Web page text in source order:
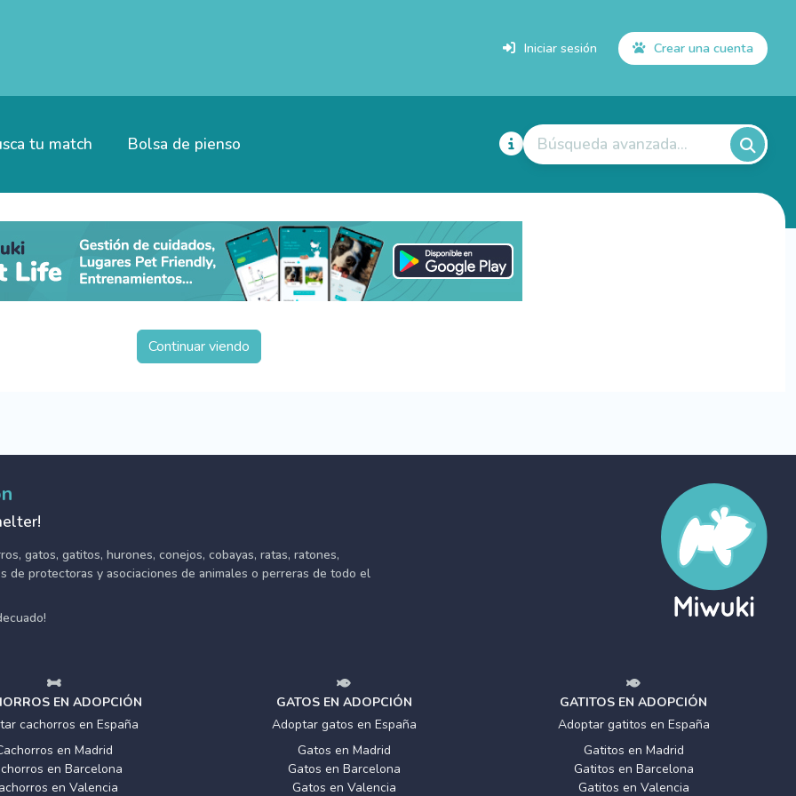
Iniciar sesión Crear una cuenta
tu match Bolsa de pienso Búsqueda avanzada...
Continuar viendo
gatos, gatitos, hurones, conejos, cobayas, ratas, ratones,
de protectoras y asociaciones de animales o perreras de todo el
EN ADOPCIÓN
cachorros en España
en Madrid
en Barcelona
en Valencia
GATOS EN ADOPCIÓN
Adoptar gatos en España
Gatos en Madrid
Gatos en Barcelona
Gatos en Valencia
GATITOS EN ADOPCIÓN
Adoptar gatitos en España
Gatitos en Madrid
Gatitos en Barcelona
Gatitos en Valencia